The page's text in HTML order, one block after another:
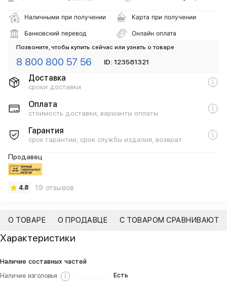
Наличными при получении Карта при получении
Банковский перевод Онлайн оплата
Позвоните, чтобы купить сейчас или узнать о товаре
8 800 800 57 56 ID: 123581321
Доставка
сроки доставки
Оплата
стоимость доставки, варианты оплаты
Гарантия
срок гарантии, срок службы изделия, возврат
Продавец
4.8 19 отзывов
О ТОВАРЕ О ПРОДАВЦЕ С ТОВАРОМ СРАВНИВАЮТ
Характеристики
Наличие составных частей
Наличие изголовья
Есть